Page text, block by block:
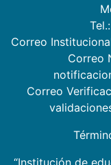
Correo
Correo
Correo
“Institución de